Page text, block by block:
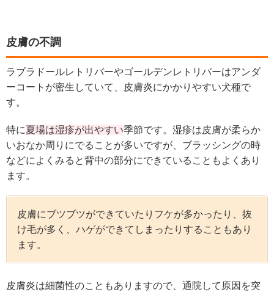
皮膚の不調
ラブラドールレトリバーやゴールデンレトリバーはアンダ
ーコートが密生していて、皮膚炎にかかりやすい犬種で
す。
特に夏場は湿疹が出やすい季節です。湿疹は皮膚が柔らか
いおなか周りにでることが多いですが、ブラッシングの時
などによくみると背中の部分にできていることもよくあり
ます。
皮膚にブツブツができていたりフケが多かったり、抜
け毛が多く、ハゲができてしまったりすることもあり
ます。
皮膚炎は細菌性のこともありますので、通院して原因を突